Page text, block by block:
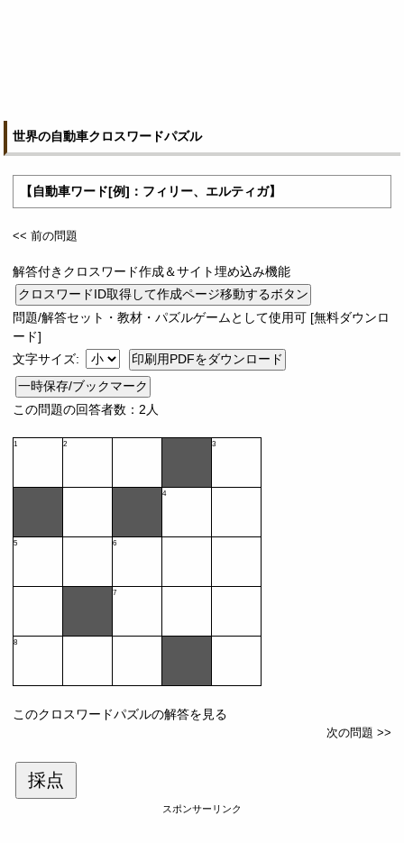
世界の自動車クロスワードパズル
【自動車ワード[例]：フィリー、エルティガ】
<< 前の問題
解答付きクロスワード作成＆サイト埋め込み機能
問題/解答セット・教材・パズルゲームとして使用可 [無料ダウンロ
ード]
文字サイズ:
一時保存/ブックマーク
この問題の回答者数：2人
1 2 3
4
5 6
7
8
このクロスワードパズルの解答を見る
次の問題 >>
採点
スポンサーリンク